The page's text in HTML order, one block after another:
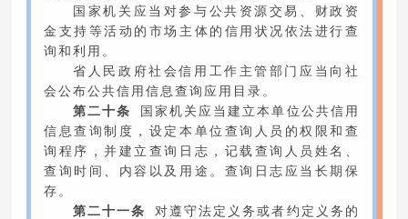
国家机关应当对参与公共资源交易、财政资
金支持等活动的市场主体的信用状况依法进行查
询和利用。
省人民政府社会信用工作主管部门应当向社
会公布公共信用信息查询应用目录。
第二十条
国家机关应当建立本单位公共信用
信息查询制度，设定本单位查询人员的权限和查
询程序，并建立查询日志，记载查询人员姓名、
查询时间、内容以及用途。查询日志应当长期保
存。
第二十一条
对遵守法定义务或者约定义务的